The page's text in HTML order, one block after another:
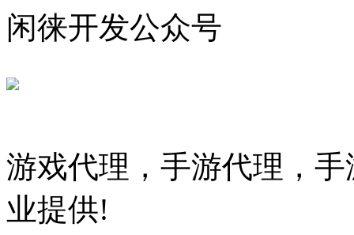
闲徕开发公众号
游戏代理，手游代理，
业提供!